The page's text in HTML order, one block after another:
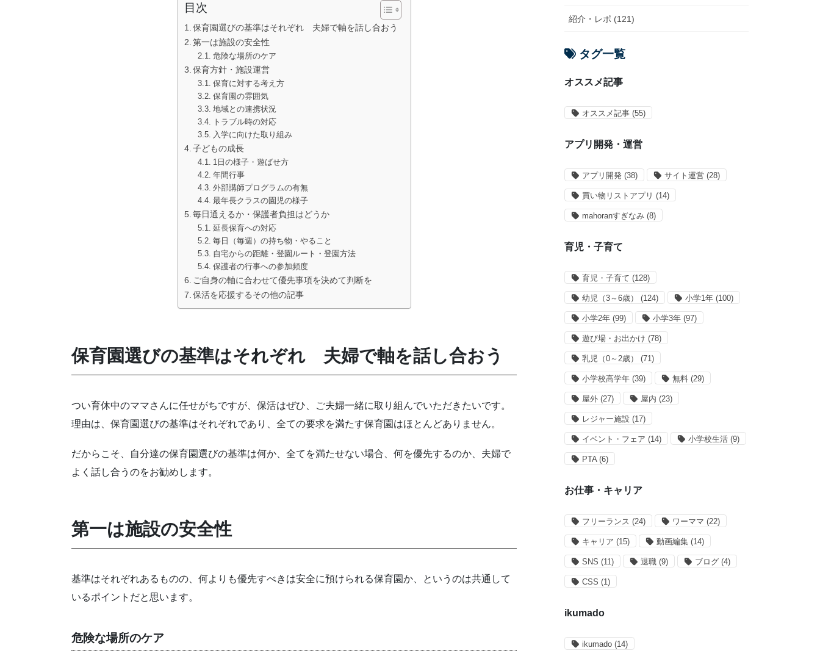
目次
保育園選びの基準はそれぞれ 夫婦で軸を話し合おう
第一は施設の安全性
危険な場所のケア
保育方針・施設運営
保育に対する考え方
保育園の雰囲気
地域との連携状況
トラブル時の対応
入学に向けた取り組み
子どもの成長
1日の様子・遊ばせ方
年間行事
外部講師プログラムの有無
最年長クラスの園児の様子
毎日通えるか・保護者負担はどうか
延長保育への対応
毎日（毎週）の持ち物・やること
自宅からの距離・登園ルート・登園方法
保護者の行事への参加頻度
ご自身の軸に合わせて優先事項を決めて判断を
保活を応援するその他の記事
保育園選びの基準はそれぞれ 夫婦で軸を話し合おう
つい育休中のママさんに任せがちですが、保活はぜひ、ご夫婦一緒に取り組んでいただきたいです。
理由は、保育園選びの基準はそれぞれであり、全ての要求を満たす保育園はほとんどありません。
だからこそ、自分達の保育園選びの基準は何か、全てを満たせない場合、何を優先するのか、夫婦で
よく話し合うのをお勧めします。
第一は施設の安全性
基準はそれぞれあるものの、何よりも優先すべきは安全に預けられる保育園か、というのは共通して
いるポイントだと思います。
危険な場所のケア
紹介・レポ (121)
タグ一覧
オススメ記事
オススメ記事 (55)
アプリ開発・運営
アプリ開発 (38) サイト運営 (28)
買い物リストアプリ (14)
mahoranすぎなみ (8)
育児・子育て
育児・子育て (128)
幼児（3～6歳） (124) 小学1年 (100)
小学2年 (99) 小学3年 (97)
遊び場・お出かけ (78)
乳児（0～2歳） (71)
小学校高学年 (39) 無料 (29)
屋外 (27) 屋内 (23)
レジャー施設 (17)
イベント・フェア (14) 小学校生活 (9)
PTA(6)
お仕事・キャリア
フリーランス (24) ワーママ (22)
キャリア (15) 動画編集 (14)
SNS (11) 退職 (9) ブログ (4)
CSS (1)
ikumado
ikumado (14)